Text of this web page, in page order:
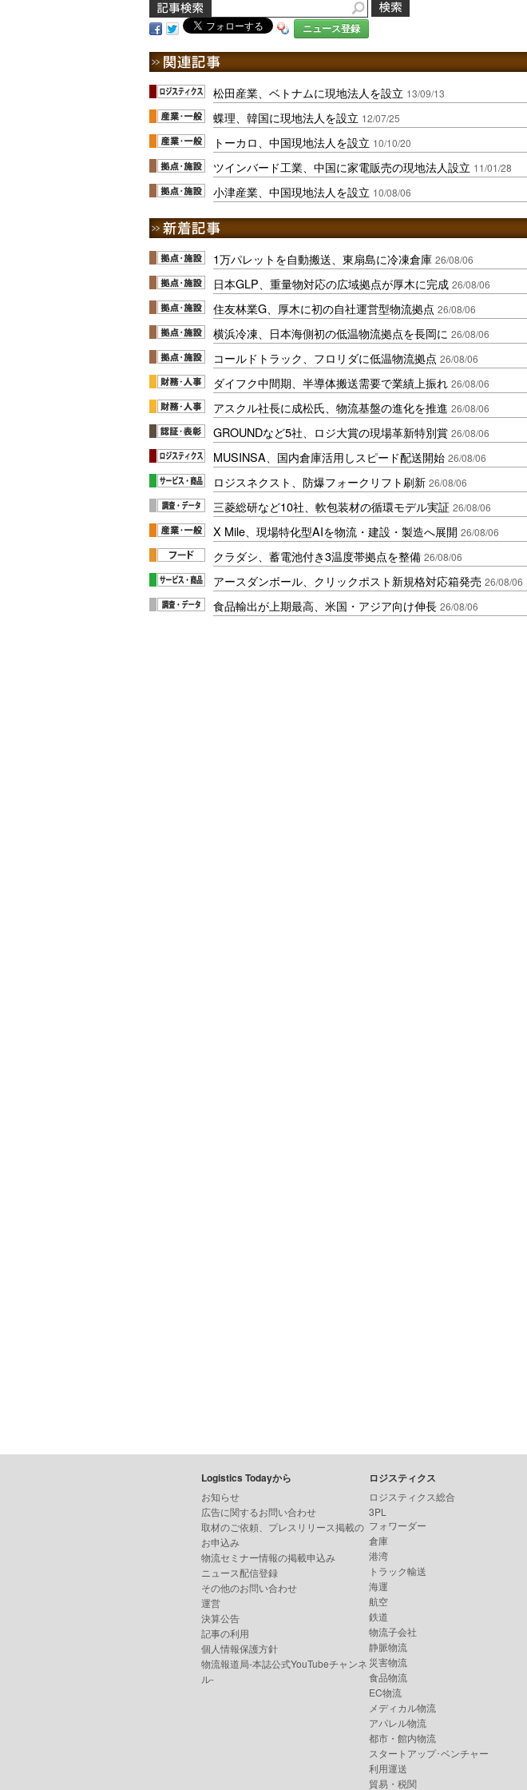
ニュース登録
松田産業、ベトナムに現地法人を設立 13/09/13
蝶理、韓国に現地法人を設立 12/07/25
トーカロ、中国現地法人を設立 10/10/20
ツインバード工業、中国に家電販売の現地法人設立 11/01/28
小津産業、中国現地法人を設立 10/08/06
1万パレットを自動搬送、東扇島に冷凍倉庫 26/08/06
日本GLP、重量物対応の広域拠点が厚木に完成 26/08/06
住友林業G、厚木に初の自社運営型物流拠点 26/08/06
横浜冷凍、日本海側初の低温物流拠点を長岡に 26/08/06
コールドトラック、フロリダに低温物流拠点 26/08/06
ダイフク中間期、半導体搬送需要で業績上振れ 26/08/06
アスクル社長に成松氏、物流基盤の進化を推進 26/08/06
GROUNDなど5社、ロジ大賞の現場革新特別賞 26/08/06
MUSINSA、国内倉庫活用しスピード配送開始 26/08/06
ロジスネクスト、防爆フォークリフト刷新 26/08/06
三菱総研など10社、軟包装材の循環モデル実証 26/08/06
X Mile、現場特化型AIを物流・建設・製造へ展開 26/08/06
クラダシ、蓄電池付き3温度帯拠点を整備 26/08/06
アースダンボール、クリックポスト新規格対応箱発売 26/08/06
食品輸出が上期最高、米国・アジア向け伸長 26/08/06
Logistics Todayから
お知らせ
広告に関するお問い合わせ
取材のご依頼、プレスリリース掲載の
お申込み
物流セミナー情報の掲載申込み
ニュース配信登録
その他のお問い合わせ
運営
決算公告
記事の利用
個人情報保護方針
物流報道局-本誌公式YouTubeチャンネ
ル-
ロジスティクス
ロジスティクス総合
3PL
フォワーダー
倉庫
港湾
トラック輸送
海運
航空
鉄道
物流子会社
静脈物流
災害物流
食品物流
EC物流
メディカル物流
アパレル物流
都市・館内物流
スタートアップ･ベンチャー
利用運送
貿易・税関